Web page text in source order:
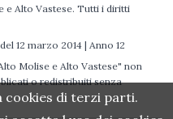
Alto Vastese. Tutti i diritti
12 marzo 2014 | Anno 12
Molise e Alto Vastese" non
o redistribuiti senza
di terzi parti.